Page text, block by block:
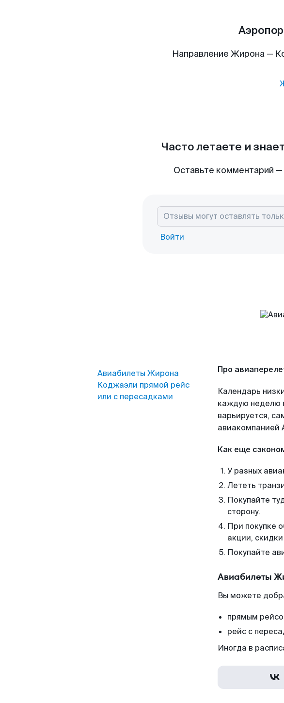
Направление Жирона —
Часто летаете и
Оставьте комментарий
Войти
Авиабилеты Жирона
Коджаэли прямой рейс
или с пересадками
Про
Календарь
каждую неделю
варьируется,
авиакомпанией
Как еще
У разных
Лететь
Покупайте
сторону.
При покупке
акции,
Покупайте
Авиабилеты
Вы можете
прямым
рейс с
Иногда в